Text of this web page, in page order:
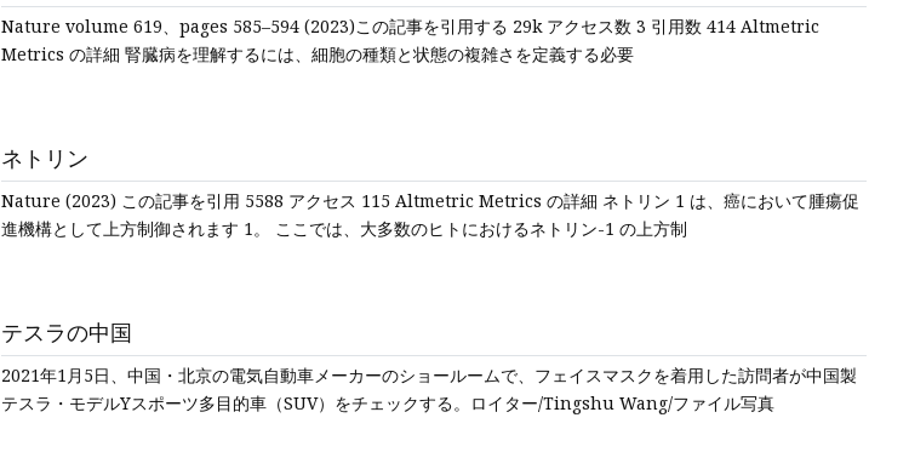
Nature volume 619、pages 585–594 (2023)この記事を引用する 29k アクセス数 3 引用数 414 Altmetric
Metrics の詳細 腎臓病を理解するには、細胞の種類と状態の複雑さを定義する必要
ネトリン
Nature (2023) この記事を引用 5588 アクセス 115 Altmetric Metrics の詳細 ネトリン 1 は、癌において腫瘍促
進機構として上方制御されます 1。 ここでは、大多数のヒトにおけるネトリン-1 の上方制
テスラの中国
2021年1月5日、中国・北京の電気自動車メーカーのショールームで、フェイスマスクを着用した訪問者が中国製
テスラ・モデルYスポーツ多目的車（SUV）をチェックする。ロイター/Tingshu Wang/ファイル写真